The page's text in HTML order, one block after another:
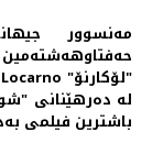
مەنسوور
له ده‌رهێنانی
باشترین فیلمی